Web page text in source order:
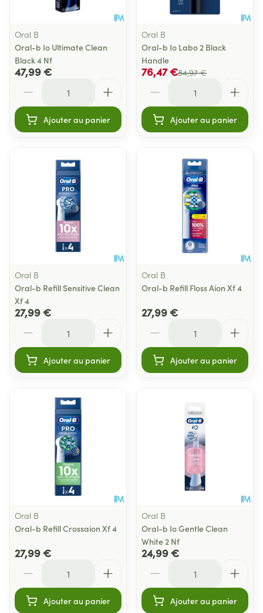
Oral B
Oral-b Io Ultimate Clean
Black 4 Nf
47,99 €
Ajouter au panier
Oral B
Oral-b Io Labo 2 Black
Handle
84,97 €
76,47 €
Ajouter au panier
Oral B
Oral-b Refill Sensitive Clean
Xf 4
27,99 €
Ajouter au panier
Oral B
Oral-b Refill Floss Aion Xf 4
27,99 €
Ajouter au panier
Oral B
Oral-b Refill Crossaion Xf 4
27,99 €
Ajouter au panier
Oral B
Oral-b Io Gentle Clean
White 2 Nf
24,99 €
Ajouter au panier